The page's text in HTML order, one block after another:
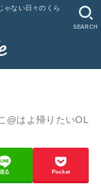
ゃない日々のくら
SEARCH
@はよ帰りたいOL
送る Pocket